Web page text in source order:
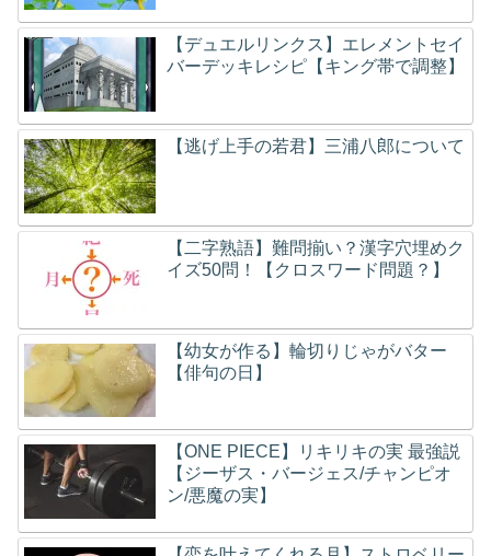
【デュエルリンクス】エレメントセイ
バーデッキレシピ【キング帯で調整】
【逃げ上手の若君】三浦八郎について
【二字熟語】難問揃い？漢字穴埋めク
イズ50問！【クロスワード問題？】
【幼女が作る】輪切りじゃがバター
【俳句の日】
【ONE PIECE】リキリキの実 最強説
【ジーザス・バージェス/チャンピオ
ン/悪魔の実】